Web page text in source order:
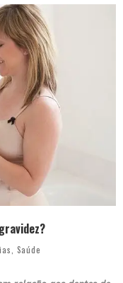
Milton Guedes traz turnê “Milton Canta Lulu” a Belo Horizonte
, Saúde